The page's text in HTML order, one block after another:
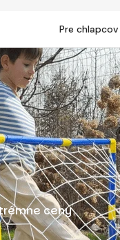
Pre chlapcov
ceny